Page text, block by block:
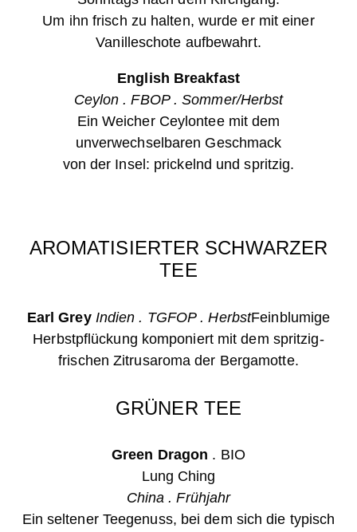
Um ihn frisch zu halten, wurde er mit einer
Vanilleschote aufbewahrt.
English Breakfast
Ceylon . FBOP . Sommer/Herbst
Ein Weicher Ceylontee mit dem
unverwechselbaren Geschmack
von der Insel: prickelnd und spritzig.
AROMATISIERTER SCHWARZER
TEE
Earl Grey Indien . TGFOP . HerbstFeinblumige
Herbstpflückung komponiert mit dem spritzig-
frischen Zitrusaroma der Bergamotte.
GRÜNER TEE
Green Dragon . BIO
Lung Ching
China . Frühjahr
Ein seltener Teegenuss, bei dem sich die typisch